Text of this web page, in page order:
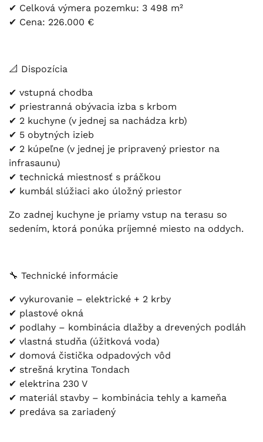
✔ Celková výmera pozemku: 3 498 m²
✔ Cena: 226.000 €
📐 Dispozícia
✔ vstupná chodba
✔ priestranná obývacia izba s krbom
✔ 2 kuchyne (v jednej sa nachádza krb)
✔ 5 obytných izieb
✔ 2 kúpeľne (v jednej je pripravený priestor na
infrasaunu)
✔ technická miestnosť s práčkou
✔ kumbál slúžiaci ako úložný priestor
Zo zadnej kuchyne je priamy vstup na terasu so
sedením, ktorá ponúka príjemné miesto na oddych.
🔧 Technické informácie
✔ vykurovanie – elektrické + 2 krby
✔ plastové okná
✔ podlahy – kombinácia dlažby a drevených podláh
✔ vlastná studňa (úžitková voda)
✔ domová čistička odpadových vôd
✔ strešná krytina Tondach
✔ elektrina 230 V
✔ materiál stavby – kombinácia tehly a kameňa
✔ predáva sa zariadený